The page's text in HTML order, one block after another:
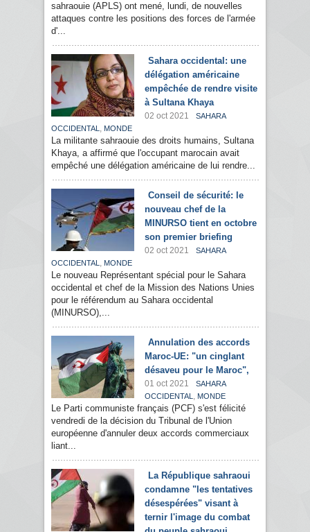
sahraouie (APLS) ont mené, lundi, de nouvelles
attaques contre les positions des forces de l'armée
d'...
Sahara occidental: une
délégation américaine
empêchée de rendre visite
à Sultana Khaya
02 oct 2021
SAHARA
OCCIDENTAL , MONDE
La militante sahraouie des droits humains, Sultana
Khaya, a affirmé que l'occupant marocain avait
empêché une délégation américaine de lui rendre...
Conseil de sécurité: le
nouveau chef de la
MINURSO tient en octobre
son premier briefing
02 oct 2021
SAHARA
OCCIDENTAL , MONDE
Le nouveau Représentant spécial pour le Sahara
occidental et chef de la Mission des Nations Unies
pour le référendum au Sahara occidental
(MINURSO),...
Annulation des accords
Maroc-UE: "un cinglant
désaveu pour le Maroc",
01 oct 2021
SAHARA
OCCIDENTAL , MONDE
Le Parti communiste français (PCF) s'est félicité
vendredi de la décision du Tribunal de l'Union
européenne d'annuler deux accords commerciaux
liant...
La République sahraoui
condamne "les tentatives
désespérées" visant à
ternir l'image du combat